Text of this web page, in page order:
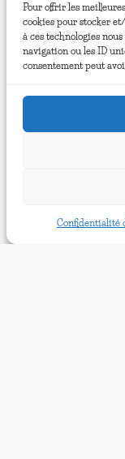
Pour offrir les
cookies pour stocker
à ces technologies
navigation ou les ID
consentement peut
Confidentialité
L’écrin de
Le repère